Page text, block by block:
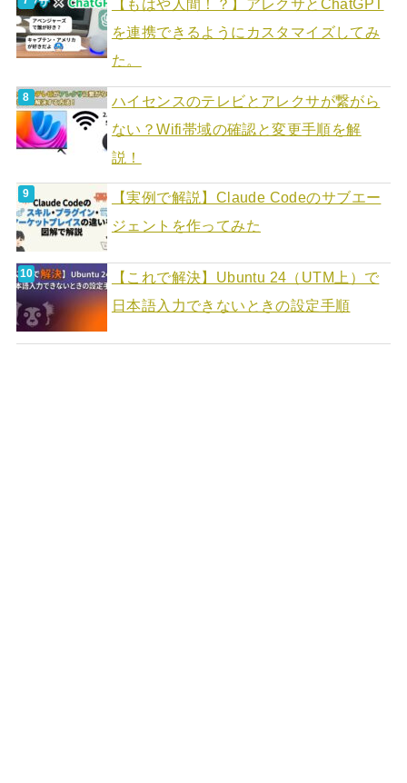
【もはや人間！？】アレクサとChatGPT
を連携できるようにカスタマイズしてみ
た。
ハイセンスのテレビとアレクサが繋がら
ない？Wifi帯域の確認と変更手順を解
説！
【実例で解説】Claude Codeのサブエー
ジェントを作ってみた
【これで解決】Ubuntu 24（UTM上）で
日本語入力できないときの設定手順